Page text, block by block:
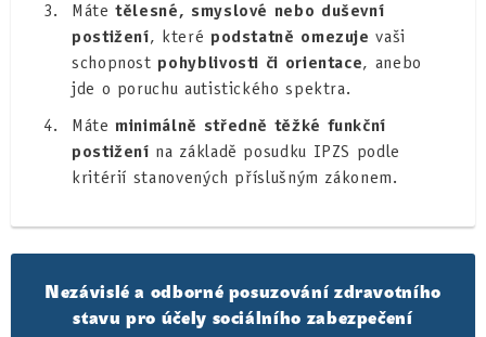
Máte tělesné, smyslové nebo duševní
postižení, které podstatně omezuje vaši
schopnostpohyblivosti či orientace, anebo
jde o poruchu autistického spektra.
Máteminimálně středně těžké funkční
postižení na základě posudku IPZS podle
kritérií stanovených příslušným zákonem.
Nezávislé a odborné posuzování zdravotního
stavu pro účely sociálního zabezpečení